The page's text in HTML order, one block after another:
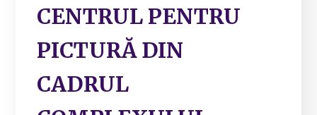
CENTRUL PENTRU
PICTURĂ DIN
CADRUL